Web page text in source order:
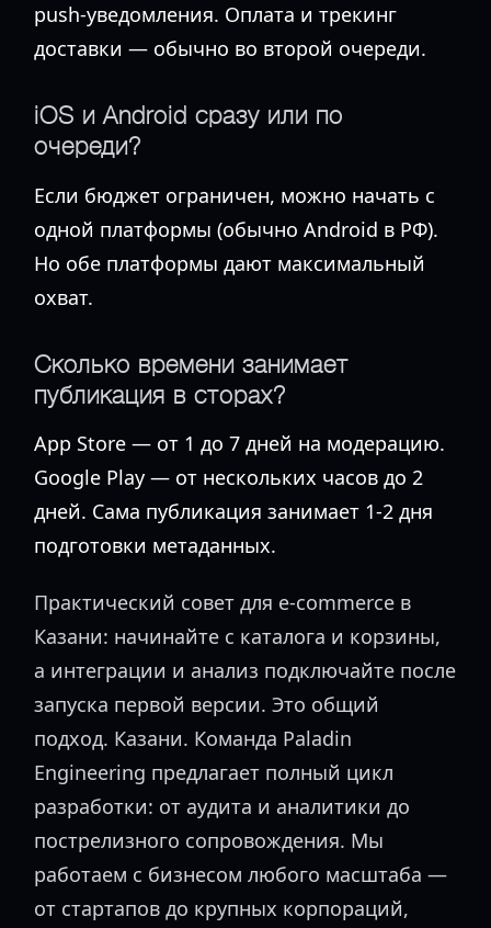
push-уведомления. Оплата и трекинг
доставки — обычно во второй очереди.
iOS и Android сразу или по
очереди?
Если бюджет ограничен, можно начать с
одной платформы (обычно Android в РФ).
Но обе платформы дают максимальный
охват.
Сколько времени занимает
публикация в сторах?
App Store — от 1 до 7 дней на модерацию.
Google Play — от нескольких часов до 2
дней. Сама публикация занимает 1-2 дня
подготовки метаданных.
Практический совет для e-commerce в
Казани: начинайте с каталога и корзины,
а интеграции и анализ подключайте после
запуска первой версии. Это общий
подход. Казани. Команда Paladin
Engineering предлагает полный цикл
разработки: от аудита и аналитики до
пострелизного сопровождения. Мы
работаем с бизнесом любого масштаба —
от стартапов до крупных корпораций,